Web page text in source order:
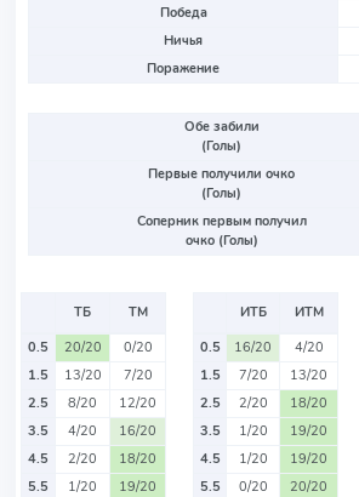
Победа
Ничья
Поражение
Обе забили
(Голы)
Первые получили очко
(Голы)
Соперник первым получил
очко (Голы)
ТБ
ТМ
0.5
20/20
0/20
1.5
13/20
7/20
2.5
8/20
12/20
3.5
4/20
16/20
4.5
2/20
18/20
5.5
1/20
19/20
ИТБ
ИТМ
0.5
16/20
4/20
1.5
7/20
13/20
2.5
2/20
18/20
3.5
1/20
19/20
4.5
1/20
19/20
5.5
0/20 20/20